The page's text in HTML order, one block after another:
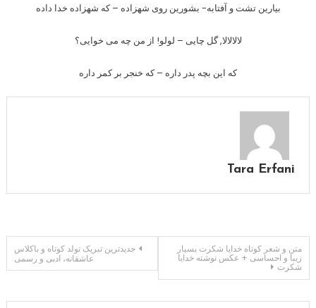
بیارین تشت و آفتابه- بشورین روی شهزاده – که شهزاده خدا داده
لالالالا, گل چایی – لولو! از من چه می خوایی؟
که این بچه پدر داره – که خنجر بر کمر داره
Tara Erfani
راهبری
نوشته
جدیدترین تبریک تولد کوتاه و باکلاس
عاشقانه، ادبی و رسمی
متن و شعر کوتاه خدایا شکرت بسیار
زیبا و احساسی + عکس نوشته خدایا
شکرت